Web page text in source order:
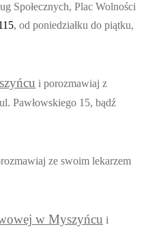
Społecznych, Plac Wolności
, od poniedziałku do piątku,
i porozmawiaj z
Pawłowskiego 15, bądź
ze swoim lekarzem
w Myszyńcu i